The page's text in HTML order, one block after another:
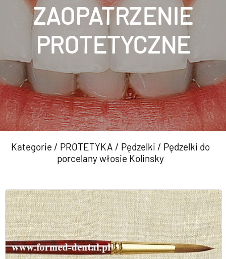
ZAOPATRZENIE
PROTETYCZNE
Kategorie / PROTETYKA / Pędzelki / Pędzelki do
porcelany włosie Kolinsky